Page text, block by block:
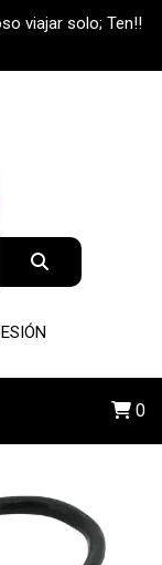
viajar solo; Ten!!
0